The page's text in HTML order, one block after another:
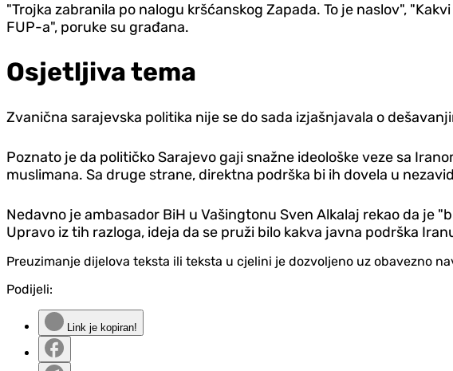
"Trojka zabranila po nalogu kršćanskog Zapada. To je naslov",
FUP-a", poruke su građana.
Osjetljiva tema
Zvanična sarajevska politika nije se do sada izjašnjavala o
Poznato je da političko Sarajevo gaji snažne ideološke veze sa
muslimana. Sa druge strane, direktna podrška bi ih dovela u
Nedavno je ambasador BiH u Vašingtonu Sven Alkalaj rekao da je
Upravo iz tih razloga, ideja da se pruži bilo kakva javna podrška
Preuzimanje dijelova teksta ili teksta u cjelini je dozvoljeno uz obavezno
Podijeli:
Link je kopiran!